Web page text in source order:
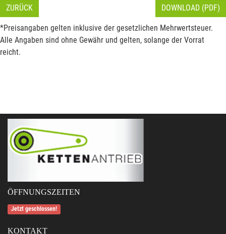
ZURÜCK DOWNLOAD (PDF)
*Preisangaben gelten inklusive der gesetzlichen Mehrwertsteuer.
Alle Angaben sind ohne Gewähr und gelten, solange der Vorrat
reicht.
ÖFFNUNGSZEITEN
Jetzt geschlossen!
KONTAKT